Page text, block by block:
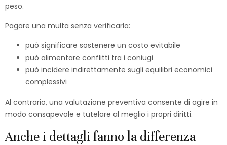
peso.
Pagare una multa senza verificarla:
può significare sostenere un costo evitabile
può alimentare conflitti tra i coniugi
può incidere indirettamente sugli equilibri economici
complessivi
Al contrario, una valutazione preventiva consente di agire in
modo consapevole e tutelare al meglio i propri diritti.
Anche i dettagli fanno la differenza